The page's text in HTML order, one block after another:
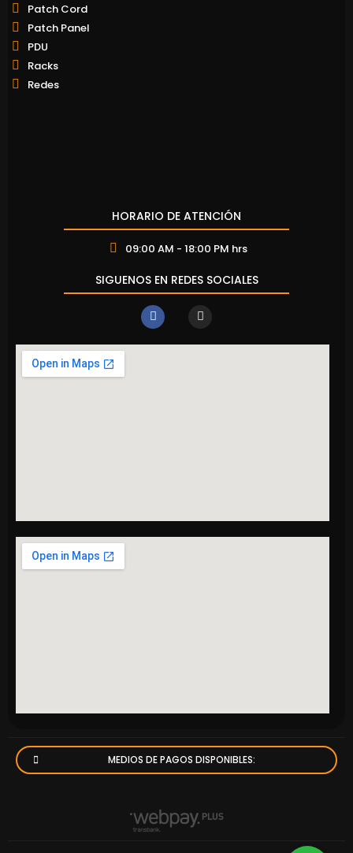
Patch Cord
Patch Panel
PDU
Racks
Redes
HORARIO DE ATENCIÓN
09:00 AM - 18:00 PM hrs
SIGUENOS EN REDES SOCIALES
MEDIOS DE PAGOS DISPONIBLES: